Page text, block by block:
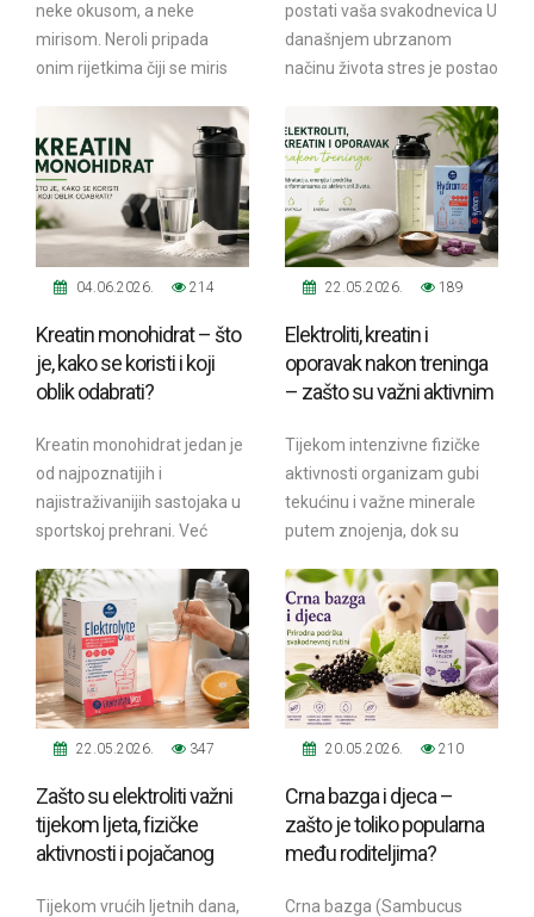
neke okusom, a neke
mirisom. Neroli pripada
onim rijetkima čiji se miris
postati vaša svakodnevica U
današnjem ubrzanom
načinu života stres je postao
Poslovne obveze,...
04.06.2026. 214
Kreatin monohidrat – što
je, kako se koristi i koji
oblik odabrati?
Kreatin monohidrat jedan je
od najpoznatijih i
najistraživanijih sastojaka u
sportskoj prehrani. Već
profesionalni...
22.05.2026. 189
Elektroliti, kreatin i
oporavak nakon treninga
– zašto su važni aktivnim
Tijekom intenzivne fizičke
aktivnosti organizam gubi
tekućinu i važne minerale
putem znojenja, dok su
povećanom...
22.05.2026. 347
Zašto su elektroliti važni
tijekom ljeta, fizičke
aktivnosti i pojačanog
Tijekom vrućih ljetnih dana,
20.05.2026. 210
Crna bazga i djeca –
zašto je toliko popularna
među roditeljima?
Crna bazga (Sambucus
Omega masne kiseline
Pčelinji proizvodi
Probiotici, prebiotici i enzimi
Vitamini i minerali, antioksidansi
Ostalo
Radionice